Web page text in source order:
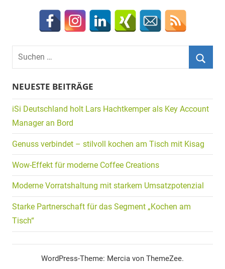
Suchen
nach:
NEUESTE BEITRÄGE
iSi Deutschland holt Lars Hachtkemper als Key Account
Manager an Bord
Genuss verbindet – stilvoll kochen am Tisch mit Kisag
Wow-Effekt für moderne Coffee Creations
Moderne Vorratshaltung mit starkem Umsatzpotenzial
Starke Partnerschaft für das Segment „Kochen am
Tisch“
WordPress-Theme: Mercia von ThemeZee.